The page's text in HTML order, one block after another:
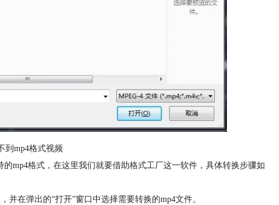
到mp4格式视频
mp4格式，在这里我们就要借助格式工厂这一软件，具体转换步骤如
并在弹出的“打开”窗口中选择需要转换的mp4文件。